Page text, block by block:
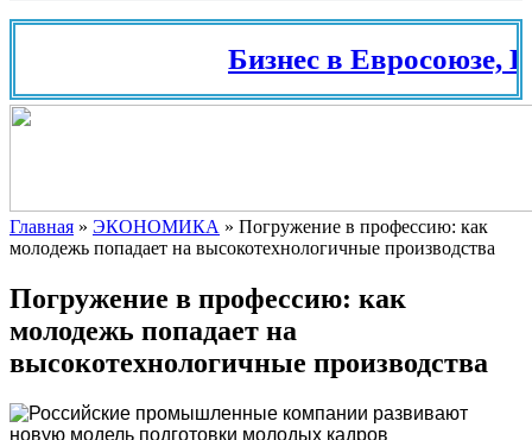
Бизнес в Евросоюзе,
Главная » ЭКОНОМИКА » Погружение в профессию: как
молодежь попадает на высокотехнологичные производства
Погружение в профессию: как
молодежь попадает на
высокотехнологичные производства